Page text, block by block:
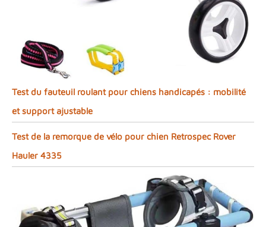
Test du fauteuil roulant pour chiens handicapés : mobilité
et support ajustable
Test de la remorque de vélo pour chien Retrospec Rover
Hauler 4335